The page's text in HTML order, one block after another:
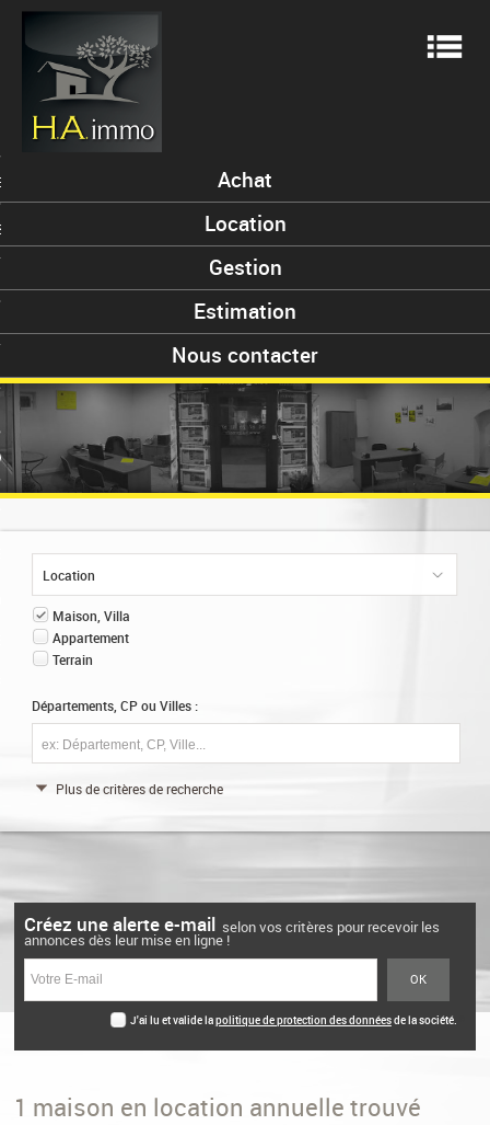
Achat
Location
Gestion
Estimation
Nous contacter
Location
Maison, Villa
Appartement
Terrain
Départements, CP ou Villes :
Plus de critères de recherche
VOTRE BIEN
0
Créez une alerte e-mail selon vos critères pour recevoir les
annonces dès leur mise en ligne !
J'ai lu et valide lapolitique de protection des donnéesde la société.
1 maison en location annuelle trouvé